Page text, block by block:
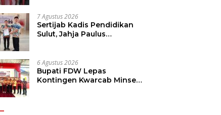
7 Agustus 2026
Sertijab Kadis Pendidikan
Sulut, Jahja Paulus
Pendidikan
6 Agustus 2026
Bupati FDW Lepas
Kontingen Kwarcab Minsel,